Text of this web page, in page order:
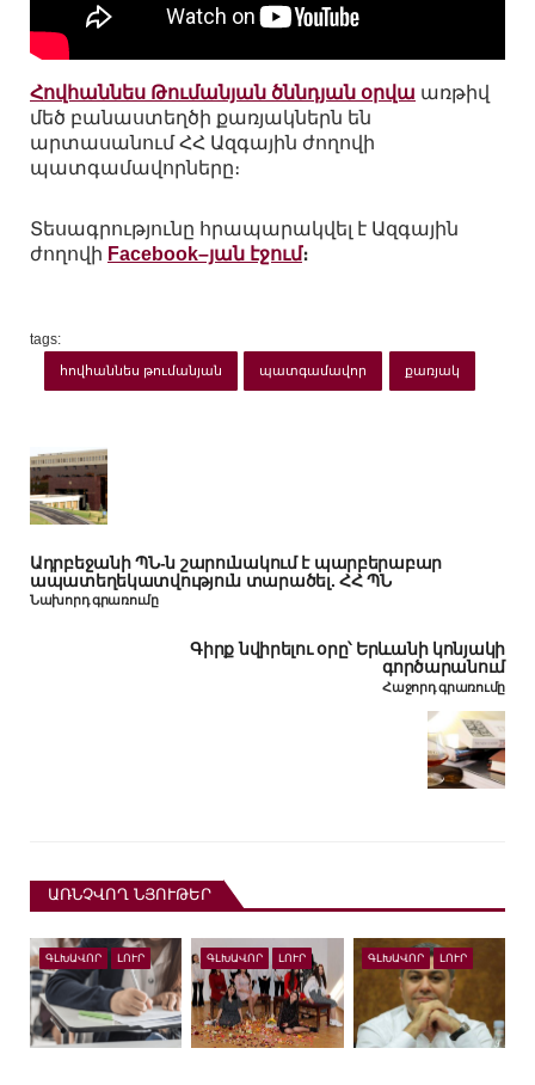
Հովհաննես Թումանյան ծննդյան օրվա առթիվ
մեծ բանաստեղծի քառյակներն են
արտասանում ՀՀ Ազգային ժողովի
պատգամավորները։
Տեսագրությունը հրապարակվել է Ազգային
ժողովի Facebook–յան էջում։
tags:
հովհաննես թումանյան պատգամավոր քառյակ
Ադրբեջանի ՊՆ-ն շարունակում է պարբերաբար
ապատեղեկատվություն տարածել. ՀՀ ՊՆ
Նախորդ գրառումը
Գիրք նվիրելու օրը՝ Երևանի կոնյակի
գործարանում
Հաջորդ գրառումը
ԱՌՆՉՎՈՂ ՆՅՈՒԹԵՐ
ԳԼԽԱՎՈՐ ԼՈՒՐ ԳԼԽԱՎՈՐ ԼՈՒՐ ԳԼԽԱՎՈՐ ԼՈՒՐ